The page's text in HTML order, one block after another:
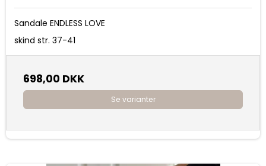
Sandale ENDLESS LOVE
skind str. 37-41
698,00 DKK
Se varianter